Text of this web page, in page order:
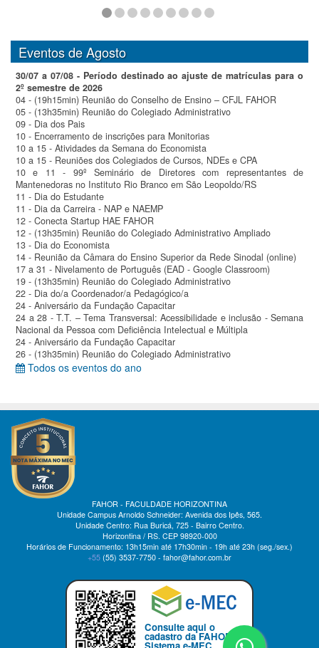
Eventos de Agosto
30/07 a 07/08 - Período destinado ao ajuste de matrículas para o
2º semestre de 2026
04 - (19h15min) Reunião do Conselho de Ensino – CFJL FAHOR
05 - (13h35min) Reunião do Colegiado Administrativo
09 - Dia dos Pais
10 - Encerramento de inscrições para Monitorias
10 a 15 - Atividades da Semana do Economista
10 a 15 - Reuniões dos Colegiados de Cursos, NDEs e CPA
10 e 11 - 99º Seminário de Diretores com representantes de
Mantenedoras no Instituto Rio Branco em São Leopoldo/RS
11 - Dia do Estudante
11 - Dia da Carreira - NAP e NAEMP
12 - Conecta Startup HAE FAHOR
12 - (13h35min) Reunião do Colegiado Administrativo Ampliado
13 - Dia do Economista
14 - Reunião da Câmara do Ensino Superior da Rede Sinodal (online)
17 a 31 - Nivelamento de Português (EAD - Google Classroom)
19 - (13h35min) Reunião do Colegiado Administrativo
22 - Dia do/a Coordenador/a Pedagógico/a
24 - Aniversário da Fundação Capacitar
24 a 28 - T.T. – Tema Transversal: Acessibilidade e inclusão - Semana
Nacional da Pessoa com Deficiência Intelectual e Múltipla
24 - Aniversário da Fundação Capacitar
26 - (13h35min) Reunião do Colegiado Administrativo
Todos os eventos do ano
FAHOR - FACULDADE HORIZONTINA
Unidade Campus Arnoldo Schneider: Avenida dos Ipês, 565.
Unidade Centro: Rua Buricá, 725 - Bairro Centro.
Horizontina / RS. CEP 98920-000
Horários de Funcionamento: 13h15min até 17h30min - 19h até 23h (seg./sex.)
+55 (55) 3537-7750 - fahor@fahor.com.br
Consulte aqui o
cadastro da FAHOR no